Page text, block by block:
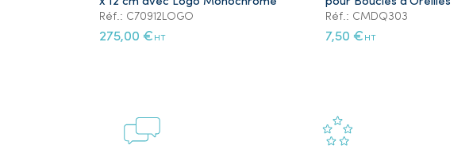
Réf.: C70912LOGO
275,00 € HT
Réf.: CMDQ303
7,50 € HT